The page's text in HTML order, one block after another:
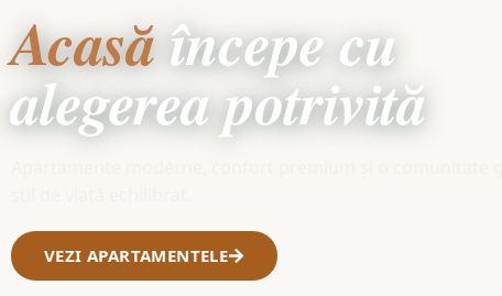
Acasăîncepe cu
alegerea potrivită
VEZI APARTAMENTELE